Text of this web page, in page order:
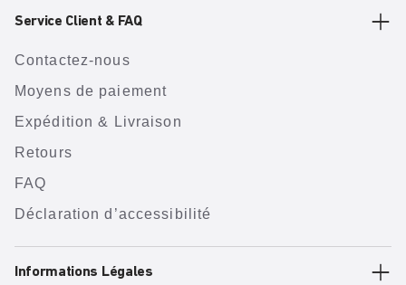
Service Client & FAQ
Contactez-nous
Moyens de paiement
Expédition & Livraison
Retours
FAQ
Déclaration d’accessibilité
Informations Légales